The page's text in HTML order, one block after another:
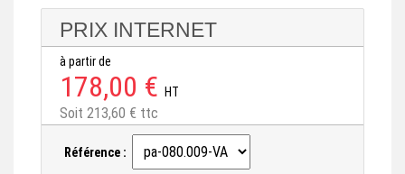
PRIX INTERNET
à partir de
178,00 € HT
Soit 213,60 € ttc
Référence :